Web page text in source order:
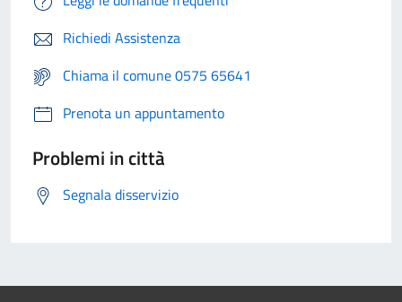
Richiedi Assistenza
Chiama il comune 0575 65641
Prenota un appuntamento
Problemi in città
Segnala disservizio